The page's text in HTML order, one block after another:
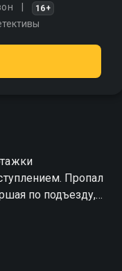
16+
Пропал
по подъезду,
сыщице
завистников —
что тонкие